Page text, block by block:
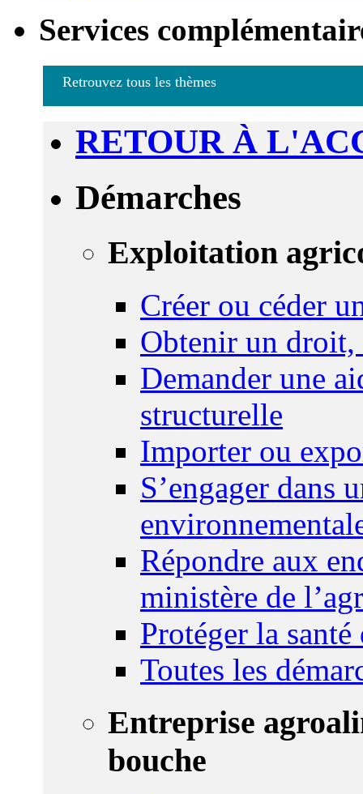
Services
Retrouvez tous les thèmes
RETOUR À
Démarches
Exploitation
Créer ou céder
Obtenir un droit,
Demander une
structurelle
Importer ou
S’engager dans
Répondre aux
ministère de
Protéger la
Toutes les
Entreprise
bouche